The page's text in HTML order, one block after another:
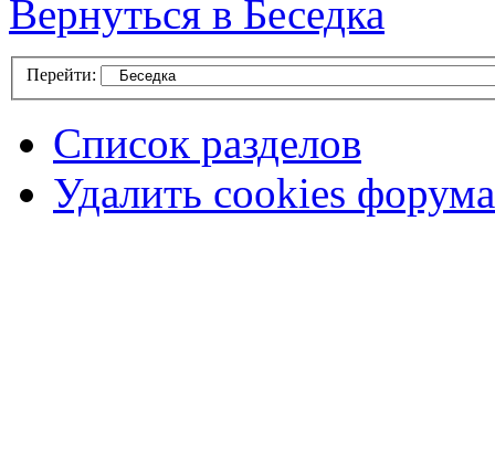
Вернуться в Беседка
Перейти:
Список разделов
Удалить cookies форума